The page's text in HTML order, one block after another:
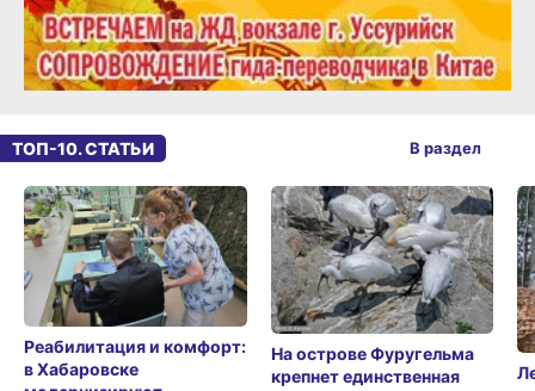
ТОП-10. СТАТЬИ
Реабилитация и комфорт:
в Хабаровске
На острове Фуругельма
крепнет единственная
В раздел